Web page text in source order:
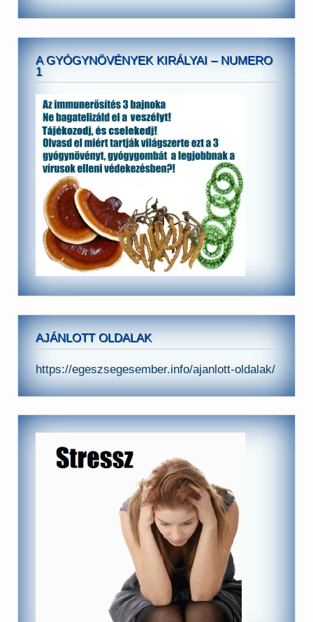
A GYÓGYNÖVÉNYEK KIRÁLYAI – NUMERO
1
AJÁNLOTT OLDALAK
https://egeszsegesember.info/ajanlott-oldalak/